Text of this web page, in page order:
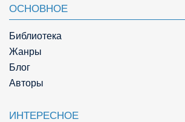
ОСНОВНОЕ
Библиотека
Жанры
Блог
Авторы
ИНТЕРЕСНОЕ